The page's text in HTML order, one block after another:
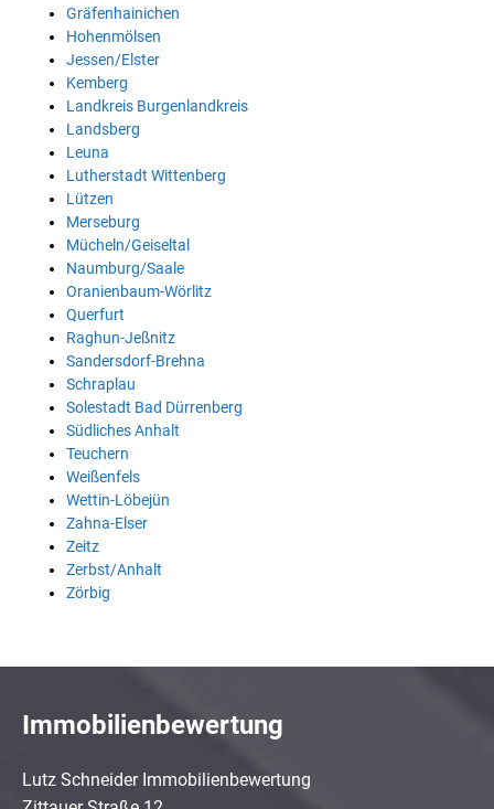
Gräfenhainichen
Hohenmölsen
Jessen/Elster
Kemberg
Landkreis Burgenlandkreis
Landsberg
Leuna
Lutherstadt Wittenberg
Lützen
Merseburg
Mücheln/Geiseltal
Naumburg/Saale
Oranienbaum-Wörlitz
Querfurt
Raghun-Jeßnitz
Sandersdorf-Brehna
Schraplau
Solestadt Bad Dürrenberg
Südliches Anhalt
Teuchern
Weißenfels
Wettin-Löbejün
Zahna-Elser
Zeitz
Zerbst/Anhalt
Zörbig
Immobilienbewertung
Lutz Schneider Immobilienbewertung